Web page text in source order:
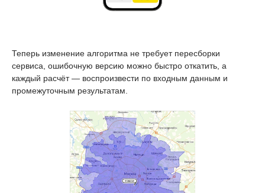
Теперь изменение алгоритма не требует пересборки
сервиса, ошибочную версию можно быстро откатить, а
каждый расчёт — воспроизвести по входным данным и
промежуточным результатам.